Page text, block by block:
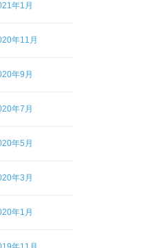
年1月
年11月
年9月
年7月
年5月
年3月
年1月